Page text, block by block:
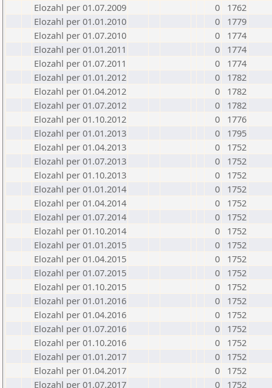
Elozahl per 01.07.2009
0
1762
Elozahl per 01.01.2010
0
1779
Elozahl per 01.07.2010
0
1774
Elozahl per 01.01.2011
0
1774
Elozahl per 01.07.2011
0
1774
Elozahl per 01.01.2012
0
1782
Elozahl per 01.04.2012
0
1782
Elozahl per 01.07.2012
0
1782
Elozahl per 01.10.2012
0
1776
Elozahl per 01.01.2013
0
1795
Elozahl per 01.04.2013
0
1752
Elozahl per 01.07.2013
0
1752
Elozahl per 01.10.2013
0
1752
Elozahl per 01.01.2014
0
1752
Elozahl per 01.04.2014
0
1752
Elozahl per 01.07.2014
0
1752
Elozahl per 01.10.2014
0
1752
Elozahl per 01.01.2015
0
1752
Elozahl per 01.04.2015
0
1752
Elozahl per 01.07.2015
0
1752
Elozahl per 01.10.2015
0
1752
Elozahl per 01.01.2016
0
1752
Elozahl per 01.04.2016
0
1752
Elozahl per 01.07.2016
0
1752
Elozahl per 01.10.2016
0
1752
Elozahl per 01.01.2017
0
1752
Elozahl per 01.04.2017
0
1752
Elozahl per 01.07.2017
0
1752